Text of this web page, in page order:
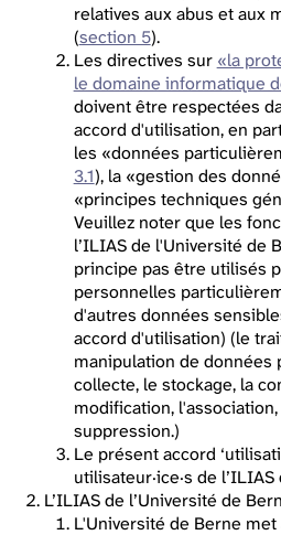
relatives aux abus et aux
(section 5).
Les directives sur «la
le domaine informatique
doivent être respectées
accord d'utilisation, en
les «données
3.1), la «gestion des
«principes techniques
Veuillez noter que les
l’ILIAS de l'Université de
principe pas être utilisés
personnelles
d'autres données
accord d'utilisation) (le
manipulation de données
collecte, le stockage, la
modification,
suppression.)
Le présent accord
utilisateur·ice·s de
L’ILIAS de l’Université de
L'Université de Berne